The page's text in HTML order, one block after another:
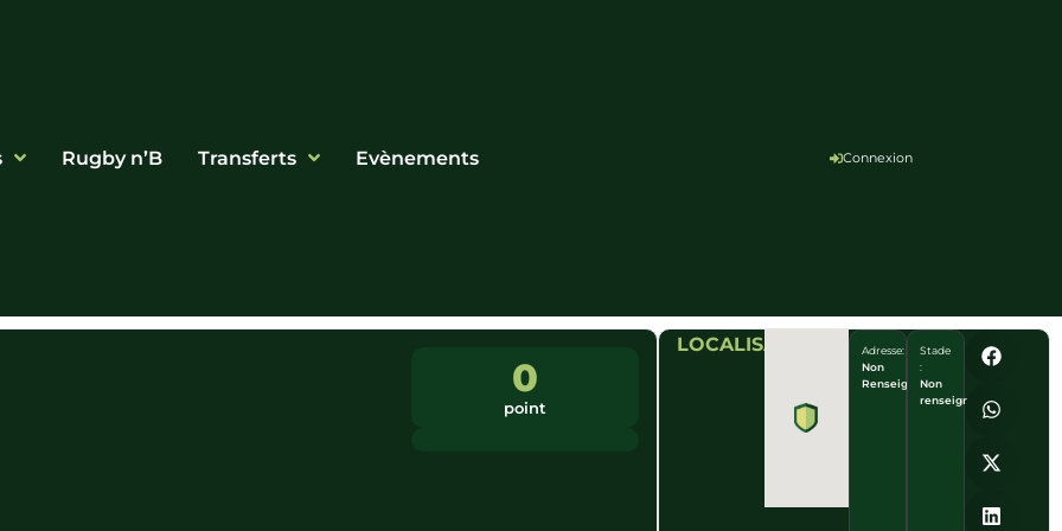
Rugby n’B Transferts Evènements Connexion
0
point
LOCALISATION
Adresse:
Non
Renseigné
Stade
:
Non
renseigné